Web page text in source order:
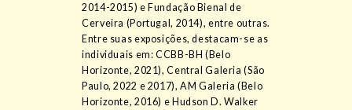
2014-2015) e Fundação Bienal de
Cerveira (Portugal, 2014), entre outras.
Entre suas exposições, destacam-se as
individuais em: CCBB-BH (Belo
Horizonte, 2021), Central Galeria (São
Paulo, 2022 e 2017), AM Galeria (Belo
Horizonte, 2016) e Hudson D. Walker